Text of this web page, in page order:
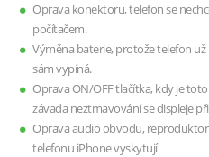
Oprava konektoru, telefon se
počítačem.
Výměna baterie, protože telefon
sám vypíná.
Oprava ON/OFF tlačítka, kdy je
závada neztmavování se displeje
Oprava audio obvodu,
telefonu iPhone vyskytují